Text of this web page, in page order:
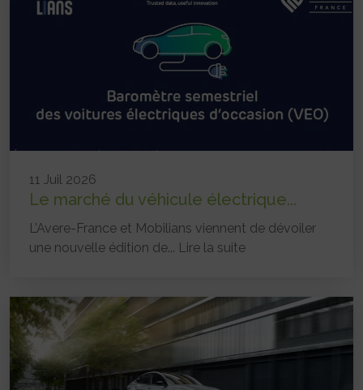
11 Juil 2026
Le marché du véhicule électrique...
L’Avere-France et Mobilians viennent de dévoiler
une nouvelle édition de... Lire la suite